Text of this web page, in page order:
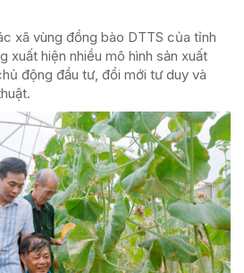
xã vùng đồng bào DTTS của tỉnh
xuất hiện nhiều mô hình sản xuất
động đầu tư, đổi mới tư duy và